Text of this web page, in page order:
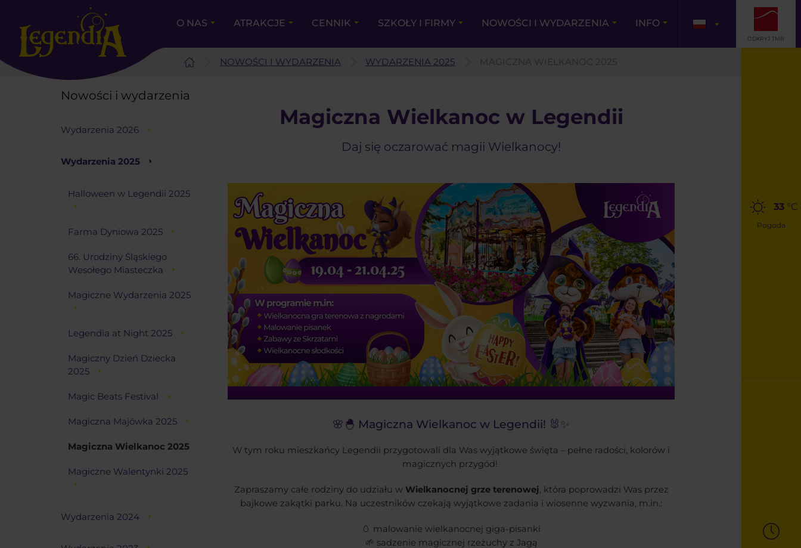
33°C
Pogoda
O NAS ATRAKCJE CENNIK SZKOŁY I FIRMY NOWOŚCI I WYDARZENIA INFO
ODKRYJ TMR
NOWOŚCI I WYDARZENIA WYDARZENIA 2025 MAGICZNA WIELKANOC 2025
Nowości i wydarzenia
Wydarzenia 2026
Wydarzenia 2025
Halloween w Legendii 2025
Farma Dyniowa 2025
66. Urodziny Śląskiego
Wesołego Miasteczka
Magiczne Wydarzenia 2025
Legendia at Night 2025
Magiczny Dzień Dziecka
2025
Magic Beats Festival
Magiczna Majówka 2025
Magiczna Wielkanoc 2025
Magiczne Walentynki 2025
Wydarzenia 2024
Magiczna Wielkanoc w Legendii
Daj się oczarować magii Wielkanocy!
🌸🐣 Magiczna Wielkanoc w Legendii! 🐰✨
W tym roku mieszkańcy Legendii przygotowali dla Was wyjątkowe święta – pełne radości, kolorów i
magicznych przygód!
Zapraszamy całe rodziny do udziału w Wielkanocnej grze terenowej, która poprowadzi Was przez
bajkowe zakątki parku. Na uczestników czekają wyjątkowe zadania i wiosenne wyzwania, m.in.:
🥚 malowanie wielkanocnej giga-pisanki
🌱 sadzenie magicznej rzeżuchy z Jagą